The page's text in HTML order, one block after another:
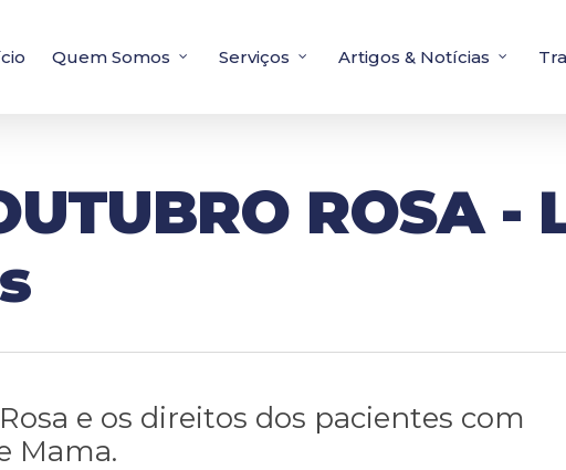
Quem Somos Serviços Artigos & Notícias
ROSA -
e os direitos dos pacientes com
Mama.